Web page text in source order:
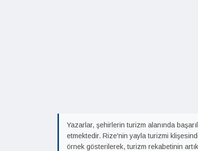
Yazarlar, şehirlerin turizm alanında
etmektedir. Rize'nin yayla turizmi
örnek gösterilerek, turizm rekabetinin